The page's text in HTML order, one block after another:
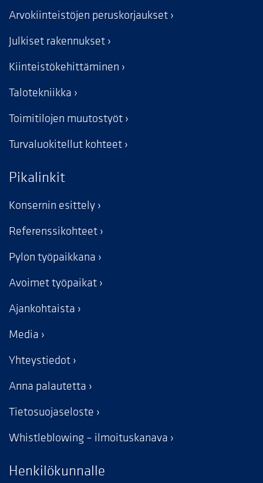
Arvokiinteistöjen peruskorjaukset
Julkiset rakennukset
Kiinteistökehittäminen
Talotekniikka
Toimitilojen muutostyöt
Turvaluokitellut kohteet
Pikalinkit
Konsernin esittely
Referenssikohteet
Pylon työpaikkana
Avoimet työpaikat
Ajankohtaista
Media
Yhteystiedot
Anna palautetta
Tietosuojaseloste
Whistleblowing – ilmoituskanava
Henkilökunnalle